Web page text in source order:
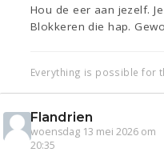
Hou de eer aan jezelf.
Blokkeren die hap.
Everything is possible for
Flandrien
woensdag 13 mei 2026 om
20:35